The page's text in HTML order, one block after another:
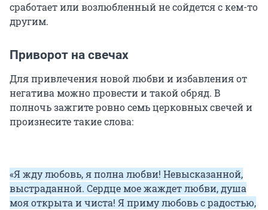
сработает или возлюбленный не сойдется с кем-то
другим.
Приворот на свечах
Для привлечения новой любви и избавления от
негатива можно провести и такой обряд. В
полночь зажгите ровно семь церковных свечей и
произнесите такие слова:
«Я жду любовь, я полна любви! Невысказанной,
выстраданной. Сердце мое жаждет любви, душа
моя открыта и чиста! Я приму любовь с радостью,